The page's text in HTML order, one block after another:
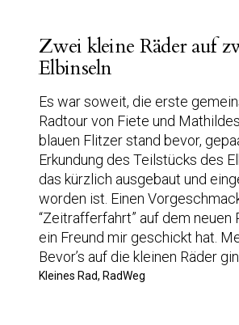
Zwei kleine Räder auf
Elbinseln
Es war soweit, die erste
Radtour von Fiete und
blauen Flitzer stand bevor,
Erkundung des Teilstücks des
das kürzlich ausgebaut und
worden ist. Einen
“Zeitrafferfahrt” auf dem neuen
ein Freund mir geschickt hat.
Bevor’s auf die kleinen Räder
Kleines Rad, RadWeg